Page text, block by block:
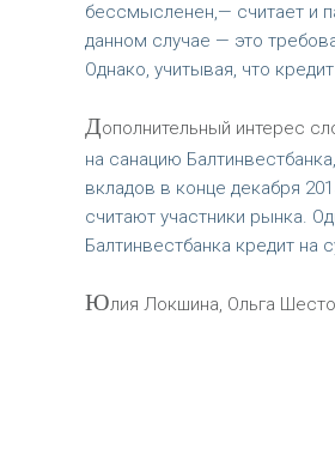
бессмысленен,— считает и
данном случае — это
Однако, учитывая, что
Дополнительный интерес
на санацию
вкладов в конце декабря
считают участники рынка.
Балтинвестбанка кредит на
Юлия Локшина, Ольга